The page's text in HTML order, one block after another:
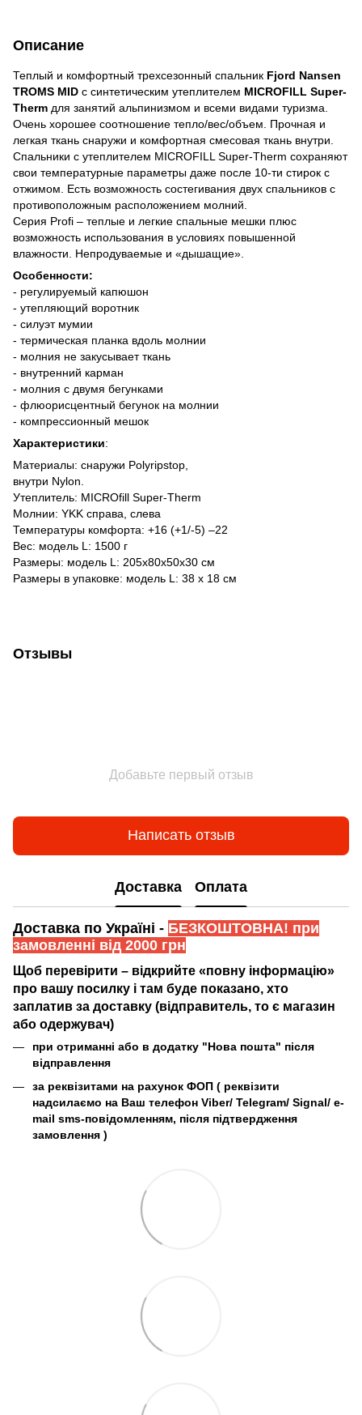
Описание
Теплый и комфортный трехсезонный спальник Fjord Nansen
TROMS MID с синтетическим утеплителем MICROFILL Super-
Therm для занятий альпинизмом и всеми видами туризма.
Очень хорошее соотношение тепло/вес/объем. Прочная и
легкая ткань снаружи и комфортная смесовая ткань внутри.
Спальники с утеплителем MICROFILL Super-Therm сохраняют
свои температурные параметры даже после 10-ти стирок с
отжимом. Есть возможность состегивания двух спальников с
противоположным расположением молний.
Серия Profi – теплые и легкие спальные мешки плюс
возможность использования в условиях повышенной
влажности. Непродуваемые и «дышащие».
Особенности:
- регулируемый капюшон
- утепляющий воротник
- силуэт мумии
- термическая планка вдоль молнии
- молния не закусывает ткань
- внутренний карман
- молния с двумя бегунками
- флюорисцентный бегунок на молнии
- компрессионный мешок
Характеристики:
Материалы: снаружи Polyripstop,
внутри Nylon.
Утеплитель: MICROfill Super-Therm
Молнии: YKK справа, слева
Температуры комфорта: +16 (+1/-5) –22
Вес: модель L: 1500 г
Размеры: модель L: 205х80х50х30 см
Размеры в упаковке: модель L: 38 х 18 см
Отзывы
Добавьте первый отзыв
Написать отзыв
Доставка Оплата
Доставка по Україні - БЕЗКОШТОВНА! при
замовленні від 2000 грн
Щоб перевірити – відкрийте «повну інформацію»
про вашу посилку і там буде показано, хто
заплатив за доставку (відправитель, то є магазин
або одержувач)
при отриманні або в додатку "Нова пошта" після
відправлення
за реквізитами на рахунок ФОП ( реквізити
надсилаємо на Ваш телефон Viber/ Telegram/ Signal/ e-
mail sms-повідомленням, після підтвердження
замовлення )